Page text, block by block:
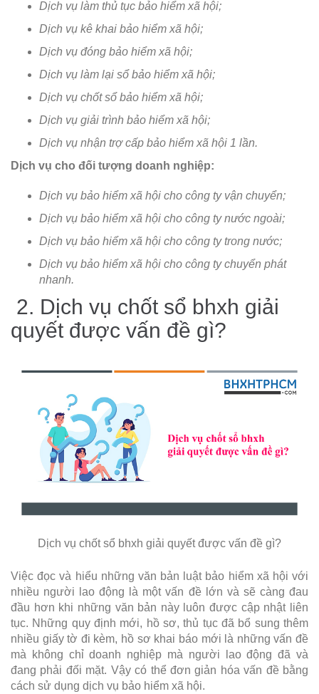
Dịch vụ làm thủ tục bảo hiểm xã hội;
Dịch vụ kê khai bảo hiểm xã hội;
Dịch vụ đóng bảo hiểm xã hội;
Dịch vụ làm lại sổ bảo hiểm xã hội;
Dịch vụ chốt sổ bảo hiểm xã hội;
Dịch vụ giải trình bảo hiểm xã hội;
Dịch vụ nhận trợ cấp bảo hiểm xã hội 1 lần.
Dịch vụ cho đối tượng doanh nghiệp:
Dịch vụ bảo hiểm xã hội cho công ty vận chuyển;
Dịch vụ bảo hiểm xã hội cho công ty nước ngoài;
Dịch vụ bảo hiểm xã hội cho công ty trong nước;
Dịch vụ bảo hiểm xã hội cho công ty chuyển phát
nhanh.
2. Dịch vụ chốt sổ bhxh giải
quyết được vấn đề gì?
Dịch vụ chốt sổ bhxh giải quyết được vấn đề gì?
Việc đọc và hiểu những văn bản luật bảo hiểm xã hội với
nhiều người lao động là một vấn đề lớn và sẽ càng đau
đầu hơn khi những văn bản này luôn được cập nhật liên
tục. Những quy định mới, hồ sơ, thủ tục đã bổ sung thêm
nhiều giấy tờ đi kèm, hồ sơ khai báo mới là những vấn đề
mà không chỉ doanh nghiệp mà người lao động đã và
đang phải đối mặt. Vậy có thể đơn giản hóa vấn đề bằng
cách sử dụng dịch vụ bảo hiểm xã hội.